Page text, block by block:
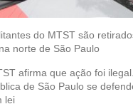
do MTST são
norte de São Paulo
afirma que ação foi
de São Paulo se
lei